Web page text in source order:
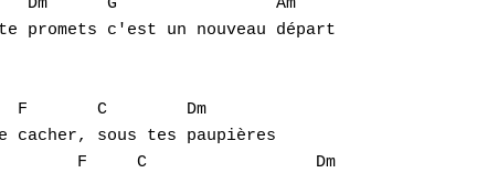
Dm      G                Am
promets c'est un nouveau départ
F       C        Dm
cacher, sous tes paupières
F     C                 Dm